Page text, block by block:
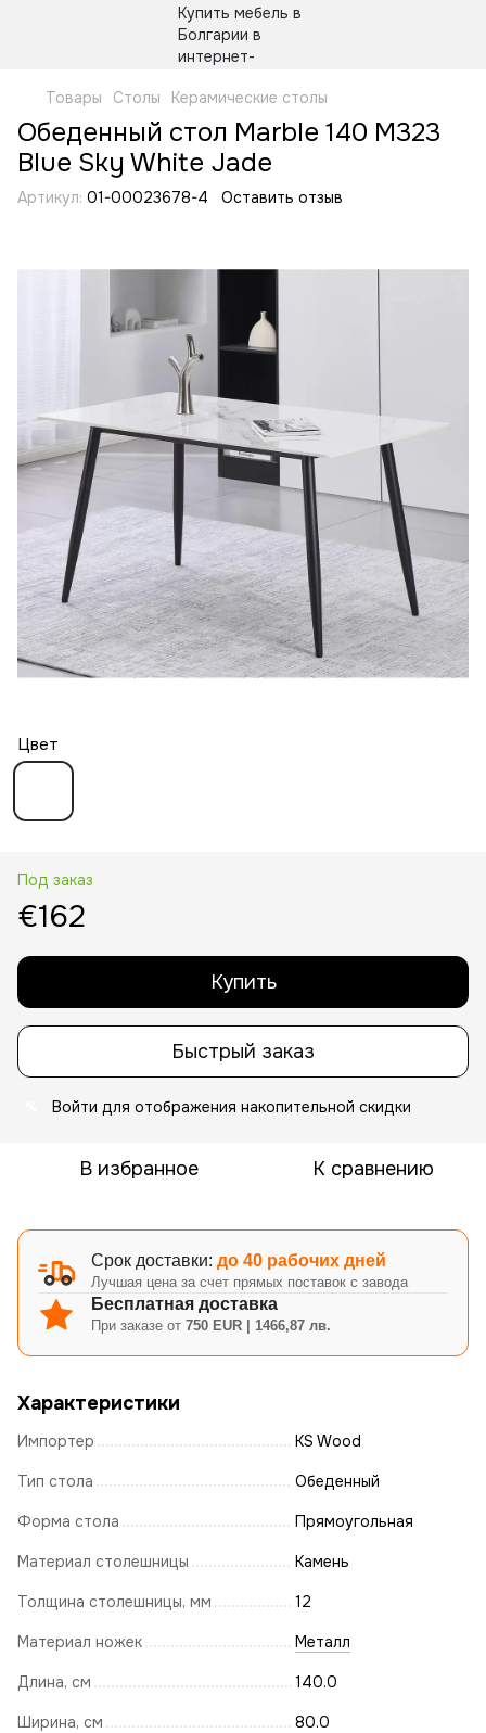
Товары Столы Керамические столы
Обеденный стол Marble 140 M323
Blue Sky White Jade
Артикул: 01-00023678-4 Оставить отзыв
Цвет
Под заказ
€162
Купить
Быстрый заказ
Войти для отображения накопительной скидки
В избранное К сравнению
Срок доставки: до 40 рабочих дней
Лучшая цена за счет прямых поставок с завода
Бесплатная доставка
При заказе от 750 EUR | 1466,87 лв.
Характеристики
Импортер KS Wood
Тип стола Обеденный
Форма стола Прямоугольная
Материал столешницы Камень
Толщина столешницы, мм 12
Материал ножек Металл
Длина, см 140.0
Ширина, см 80.0